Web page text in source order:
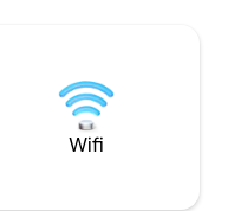
relajada para
Wifi